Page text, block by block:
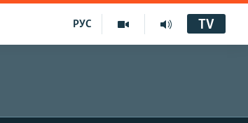
РУС TV